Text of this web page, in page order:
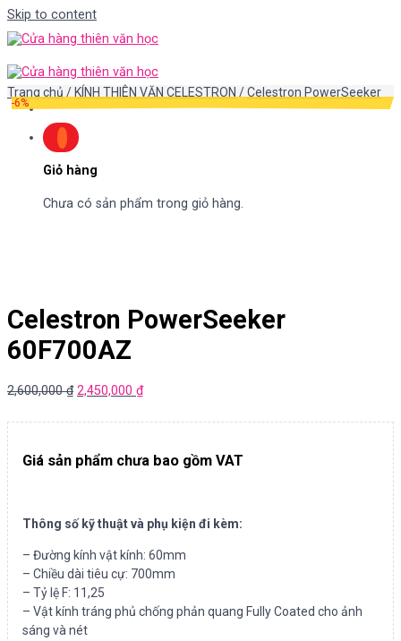
Skip to content
Giỏ hàng
Chưa có sản phẩm trong giỏ hàng.
Trang chủ / KÍNH THIÊN VĂN CELESTRON /Celestron PowerSeeker
-6%
Celestron PowerSeeker
60F700AZ
2,600,000₫ 2,450,000 ₫
Giá sản phẩm chưa bao gồm VAT
Thông số kỹ thuật và phụ kiện đi kèm:
– Đường kính vật kính: 60mm
– Chiều dài tiêu cự: 700mm
– Tỷ lệ F: 11,25
– Vật kính tráng phủ chống phản quang Fully Coated cho ảnh
sáng và nét